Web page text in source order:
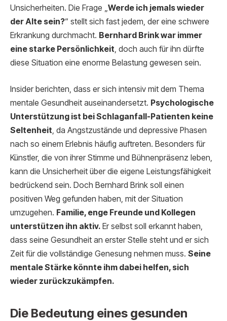
Unsicherheiten. Die Frage „Werde ich jemals wieder
der Alte sein?“ stellt sich fast jedem, der eine schwere
Erkrankung durchmacht. Bernhard Brink war immer
eine starke Persönlichkeit, doch auch für ihn dürfte
diese Situation eine enorme Belastung gewesen sein.
Insider berichten, dass er sich intensiv mit dem Thema
mentale Gesundheit auseinandersetzt. Psychologische
Unterstützung ist bei Schlaganfall-Patienten keine
Seltenheit , da Angstzustände und depressive Phasen
nach so einem Erlebnis häufig auftreten. Besonders für
Künstler, die von ihrer Stimme und Bühnenpräsenz leben,
kann die Unsicherheit über die eigene Leistungsfähigkeit
bedrückend sein. Doch Bernhard Brink soll einen
positiven Weg gefunden haben, mit der Situation
umzugehen. Familie, enge Freunde und Kollegen
unterstützen ihn aktiv. Er selbst soll erkannt haben,
dass seine Gesundheit an erster Stelle steht und er sich
Zeit für die vollständige Genesung nehmen muss. Seine
mentale Stärke könnte ihm dabei helfen, sich
wieder zurückzukämpfen.
Die Bedeutung eines gesunden